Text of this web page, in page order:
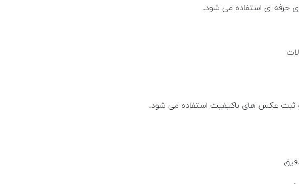
حرفه ای استفاده می شود.
و ثبت عکس های باکیفیت استفاده می شود.